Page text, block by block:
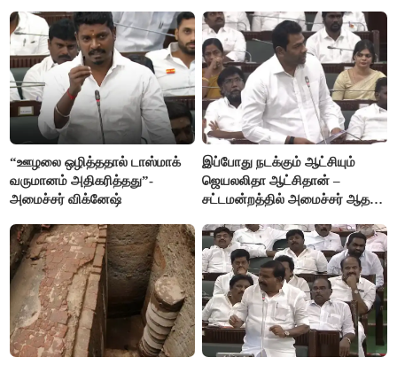
“ஊழலை ஒழித்ததால் டாஸ்மாக்
வருமானம் அதிகரித்தது”-
அமைச்சர் விக்னேஷ்
இப்போது நடக்கும் ஆட்சியும்
ஜெயலலிதா ஆட்சிதான் –
சட்டமன்றத்தில் அமைச்சர் ஆதவ்